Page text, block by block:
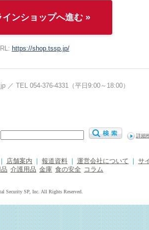
ンショップへ進む »
https://shop.tssp.jp/
／ TEL 054-376-4331（平日9:00～18:00）
詳細
店舗案内 報道資料 運営会社について サ
介護用品 金庫 食の安全 コラム
Security SP, Inc. All Rights Reserved.